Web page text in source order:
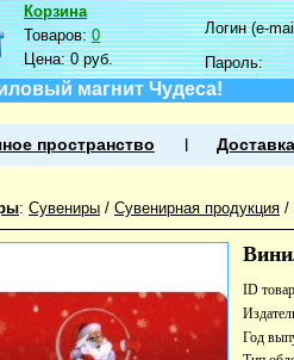
Корзина
Товаров:0
Цена:0 руб.
Логин (e-
Пароль:
магнит Чудеса!
пространство Доставка
: Сувениры / Сувенирная продукция /
ID
Год